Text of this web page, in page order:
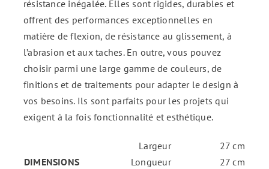
résistance inégalée. Elles sont rigides, durables et
offrent des performances exceptionnelles en
matière de flexion, de résistance au glissement, à
l’abrasion et aux taches. En outre, vous pouvez
choisir parmi une large gamme de couleurs, de
finitions et de traitements pour adapter le design à
vos besoins. Ils sont parfaits pour les projets qui
exigent à la fois fonctionnalité et esthétique.
DIMENSIONS
Largeur
Longueur
27 cm
27 cm